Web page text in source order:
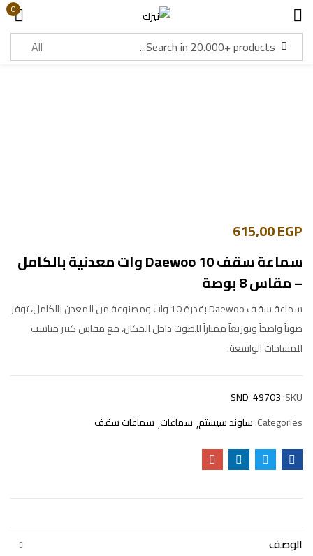
0
615,00EGP
سماعة سقف Daewoo 10 وات معدنية بالكامل
– مقاس 8 بوصة
سماعة سقف Daewoo بقدرة 10 وات ومصنوعة من المعدن بالكامل، توفر
صوتاً واضحاً وتوزيعاً ممتازاً للصوت داخل المكان، مع مقاس كبير مناسب
للمساحات الواسعة.
SKU:
SND-49703
Categories: ساوند سيستم سماعات سماعات سقف
الوصف
Sign in